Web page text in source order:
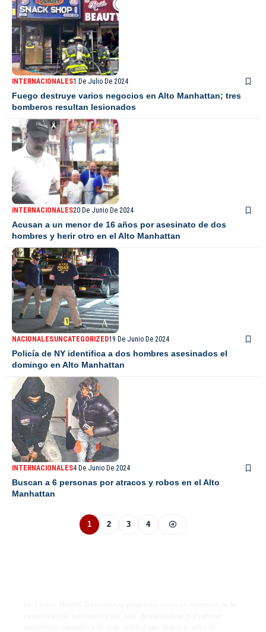
INTERNACIONALES1 De Julio De 2024
Fuego destruye varios negocios en Alto Manhattan; tres
bomberos resultan lesionados
INTERNACIONALES20 De Junio De 2024
Acusan a un menor de 16 años por asesinato de dos
hombres y herir otro en el Alto Manhattan
NACIONALESUNCATEGORIZED19 De Junio De 2024
Policía de NY identifica a dos hombres asesinados el
domingo en Alto Manhattan
INTERNACIONALES4 De Junio De 2024
Buscan a 6 personas por atracos y robos en el Alto
Manhattan
1 2 3 4